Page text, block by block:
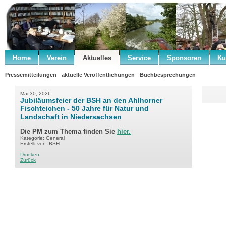
Home Verein Aktuelles Service Sponsoren
Pressemitteilungen aktuelle Veröffentlichungen Buchbesprechungen
Mai 30, 2026
Jubiläumsfeier der BSH an den Ahlhorner
Fischteichen - 50 Jahre für Natur und
Landschaft in Niedersachsen
Die PM zum Thema finden Sie hier.
Kategorie: General
Erstellt von: BSH
Drucken
Zurück